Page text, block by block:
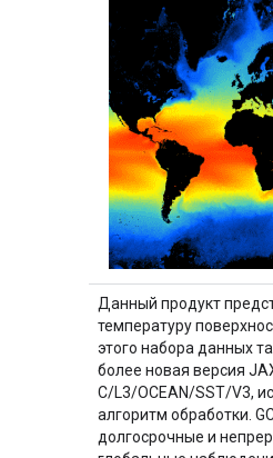
Данный продукт
температуру
этого набора данных
более новая версия
C/L3/OCEAN/SST/V3,
алгоритм обработки.
долгосрочные и